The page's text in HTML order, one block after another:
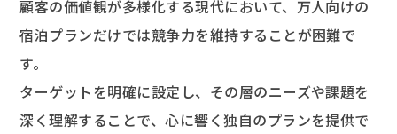
顧客の価値観が多様化する現代において、万人向けの
宿泊プランだけでは競争力を維持することが困難で
す。
ターゲットを明確に設定し、その層のニーズや課題を
深く理解することで、心に響く独自のプランを提供で